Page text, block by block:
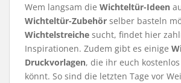
Wem langsam die Wichteltür-Ideen
Wichteltür-Zubehör selber basteln
Wichtelstreiche sucht, findet hier
Inspirationen. Zudem gibt es einige
Druckvorlagen, die ihr euch
könnt. So sind die letzten Tage vor